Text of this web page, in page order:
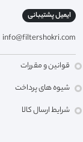
ایمیل پشتیبانی
info@filtershokri.com
قوانین و مقررات
شیوه های پرداخت
شرایط ارسال کالا